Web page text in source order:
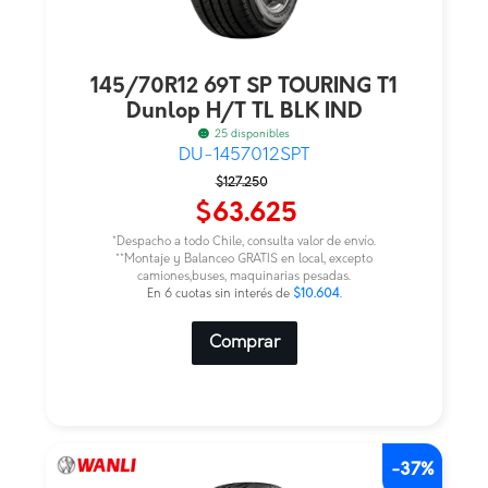
145/70R12 69T SP TOURING T1
Dunlop H/T TL BLK IND
25 disponibles
DU-1457012SPT
$127.250
original
$127.250.
$63.625
actual
$63.625.
*Despacho a todo Chile, consulta valor de envío.
**Montaje y Balanceo GRATIS en local, excepto
camiones,buses, maquinarias pesadas.
En 6 cuotas sin interés de $10.604.
Comprar
-37%